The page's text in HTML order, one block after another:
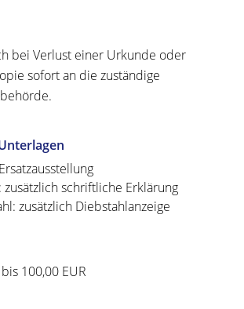
bei Verlust einer Urkunde oder
sofort an die zuständige
zusätzlich schriftliche Erklärung
zusätzlich Diebstahlanzeige
100,00 EUR